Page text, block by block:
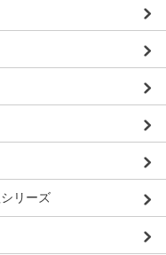
リーズ